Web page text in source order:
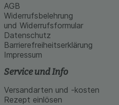
AGB
Widerrufsbelehrung
und Widerrufsformular
Datenschutz
Barrierefreiheitserklärung
Impressum
Service und Info
Versandarten und -kosten
Rezept einlösen